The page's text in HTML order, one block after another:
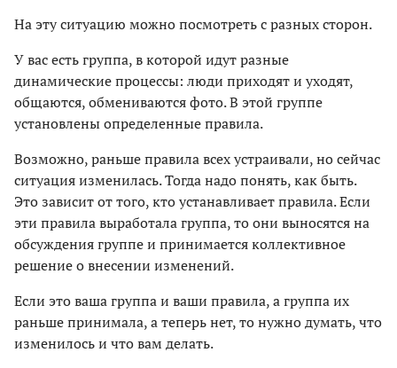
На эту ситуацию можно посмотреть с разных сторон.
У вас есть группа, в которой идут разные
динамические процессы: люди приходят и уходят,
общаются, обмениваются фото. В этой группе
установлены определенные правила.
Возможно, раньше правила всех устраивали, но сейчас
ситуация изменилась. Тогда надо понять, как быть.
Это зависит от того, кто устанавливает правила. Если
эти правила выработала группа, то они выносятся на
обсуждения группе и принимается коллективное
решение о внесении изменений.
Если это ваша группа и ваши правила, а группа их
раньше принимала, а теперь нет, то нужно думать, что
изменилось и что вам делать.